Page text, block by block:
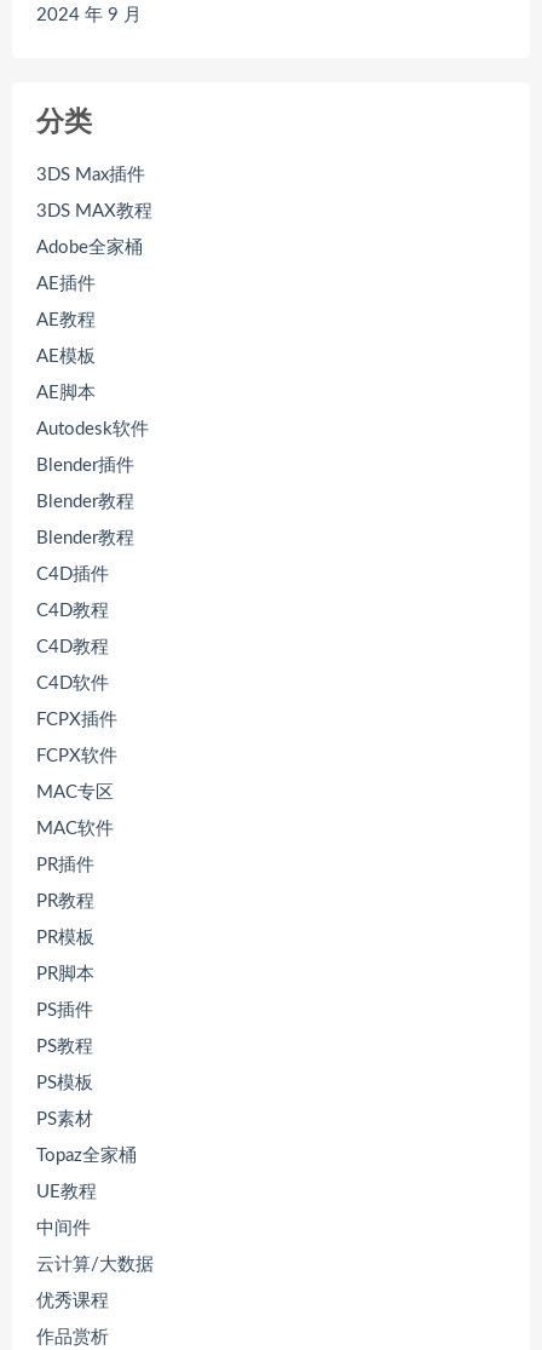
2024 年 9 月
分类
3DS Max插件
3DS MAX教程
Adobe全家桶
AE插件
AE教程
AE模板
AE脚本
Autodesk软件
Blender插件
Blender教程
Blender教程
C4D插件
C4D教程
C4D教程
C4D软件
FCPX插件
FCPX软件
MAC专区
MAC软件
PR插件
PR教程
PR模板
PR脚本
PS插件
PS教程
PS模板
PS素材
Topaz全家桶
UE教程
中间件
云计算/大数据
优秀课程
作品赏析